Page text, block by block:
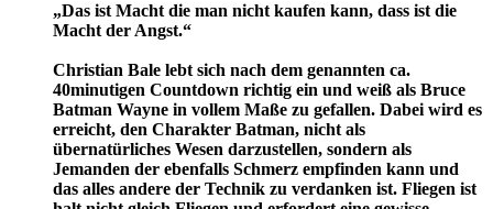
„Das ist Macht die man nicht kaufen kann, dass ist die
Macht der Angst.“
Christian Bale lebt sich nach dem genannten ca.
40minutigen Countdown richtig ein und weiß als Bruce
Batman Wayne in vollem Maße zu gefallen. Dabei wird es
erreicht, den Charakter Batman, nicht als
übernatürliches Wesen darzustellen, sondern als
Jemanden der ebenfalls Schmerz empfinden kann und
das alles andere der Technik zu verdanken ist. Fliegen ist